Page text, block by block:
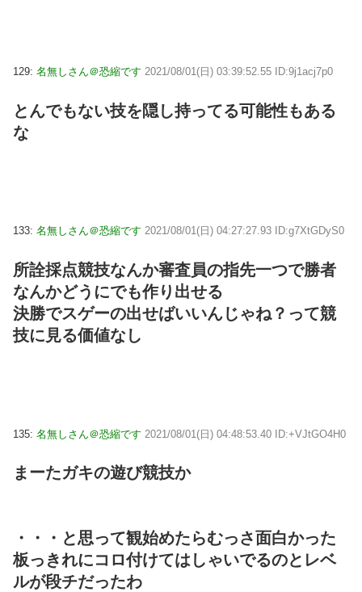
129: 名無しさん＠恐縮です 2021/08/01(日) 03:39:52.55 ID:9j1acj7p0
とんでもない技を隠し持ってる可能性もある
な
133: 名無しさん＠恐縮です 2021/08/01(日) 04:27:27.93 ID:g7XtGDyS0
所詮採点競技なんか審査員の指先一つで勝者
なんかどうにでも作り出せる
決勝でスゲーの出せばいいんじゃね？って競
技に見る価値なし
135: 名無しさん＠恐縮です 2021/08/01(日) 04:48:53.40 ID:+VJtGO4H0
まーたガキの遊び競技か
・・・と思って観始めたらむっさ面白かった
板っきれにコロ付けてはしゃいでるのとレベ
ルが段チだったわ